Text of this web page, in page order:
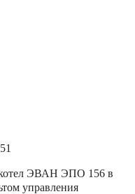
ЭВАН ЭПО 156 в
управления